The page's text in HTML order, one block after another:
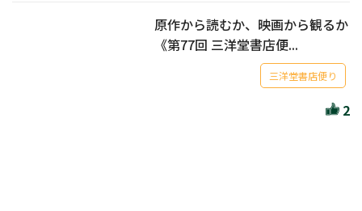
原作から読むか、映画から観るか
《第77回 三洋堂書店便...
三洋堂書店便り
2